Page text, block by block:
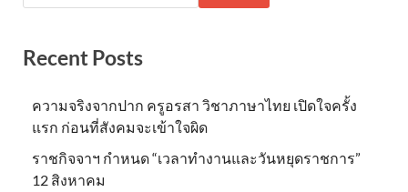
Recent Posts
ความจริงจากปาก ครูอรสา วิชาภาษาไทย เปิดใจครั้ง
แรก ก่อนที่สังคมจะเข้าใจผิด
ราชกิจจาฯ กำหนด “เวลาทำงานและวันหยุดราชการ”
12 สิงหาคม